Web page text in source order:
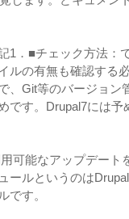
1．■チェック方法：
ルの有無も確認する
、Git等のバージョ
です。Drupal7には
可能なアップデー
ールというのは
です。